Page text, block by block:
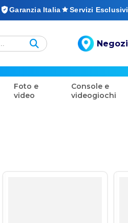
Garanzia Italia Servizi Esclusivi
Negozi
Foto e
video
Console e
videogiochi